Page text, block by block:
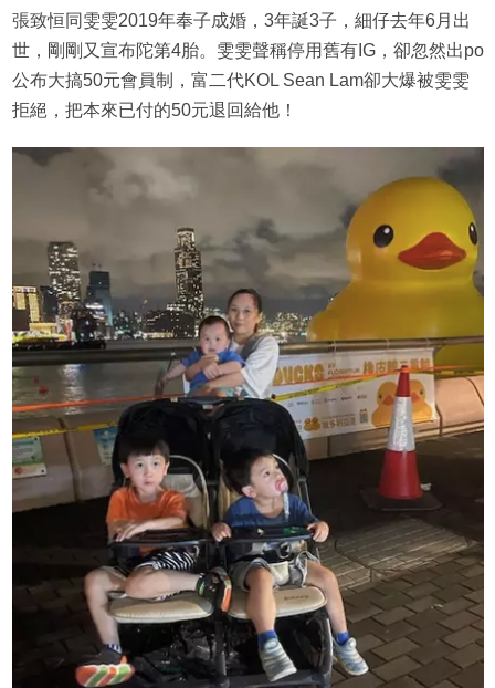
張致恒同雯雯2019年奉子成婚，3年誕3子，細仔去年6月出
世，剛剛又宣布陀第4胎。雯雯聲稱停用舊有IG，卻忽然出po
公布大搞50元會員制，富二代KOL Sean Lam卻大爆被雯雯
拒絕，把本來已付的50元退回給他！